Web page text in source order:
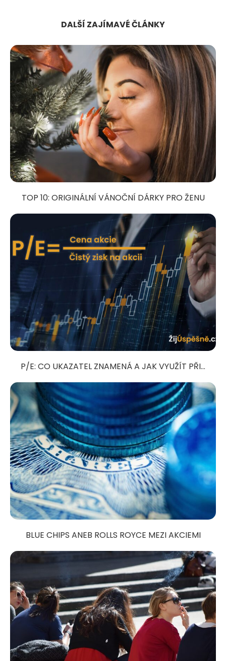
DALŠÍ ZAJÍMAVÉ ČLÁNKY
TOP 10: ORIGINÁLNÍ VÁNOČNÍ DÁRKY PRO ŽENU
P/E: CO UKAZATEL ZNAMENÁ A JAK VYUŽÍT PŘI...
BLUE CHIPS ANEB ROLLS ROYCE MEZI AKCIEMI